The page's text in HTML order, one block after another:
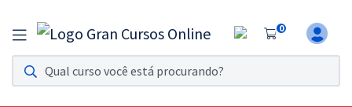
0
Assinatura Ilimitada 11
Acesso a todos os cursos. Teste grátis por 7 dias!